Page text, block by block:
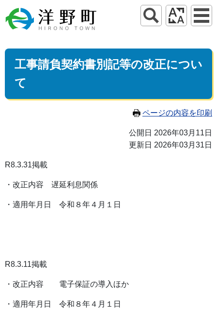
工事請負契約書別記等の改正につい
て
ページの内容を印刷
公開日 2026年03月11日
更新日 2026年03月31日
R8.3.31掲載
・改正内容 遅延利息関係
・適用年月日 令和８年４月１日
R8.3.11掲載
・改正内容 電子保証の導入ほか
・適用年月日 令和８年４月１日